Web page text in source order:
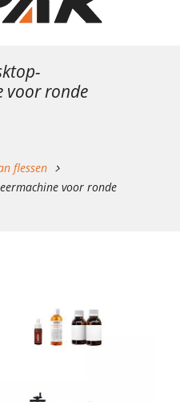
voor ronde
flessen
voor ronde